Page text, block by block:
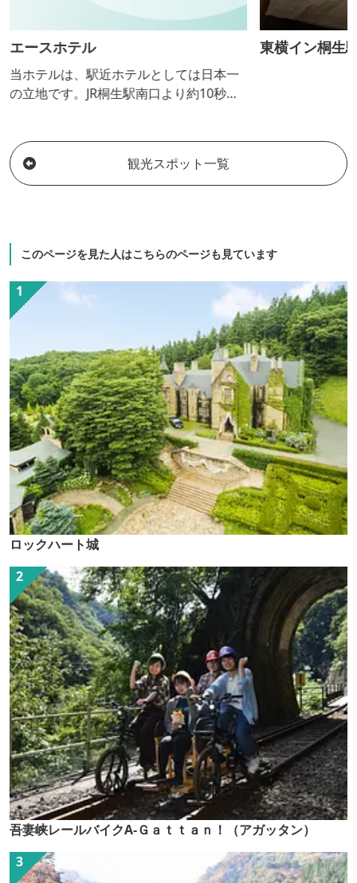
エースホテル
当ホテルは、駅近ホテルとしては日本一
の立地です。JR桐生駅南口より約10秒で
除菌しております。 周辺のホテルの中で
は広々とした客室であります。
東横イン桐生
観光スポット一覧
このページを見た人はこちらのページも見ています
ロックハート城
吾妻峡レールバイクA-Ｇａｔｔａｎ！（アガッタン）